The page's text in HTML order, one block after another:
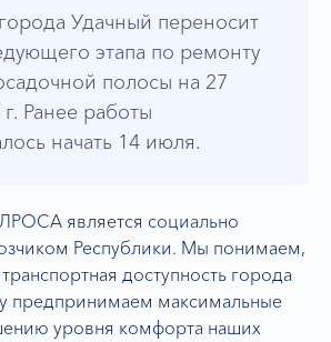
Удачный переносит
этапа по ремонту
полосы на 27
Ранее работы
начать 14 июля.
является социально
Республики. Мы понимаем,
доступность города
предпринимаем максимальные
уровня комфорта наших